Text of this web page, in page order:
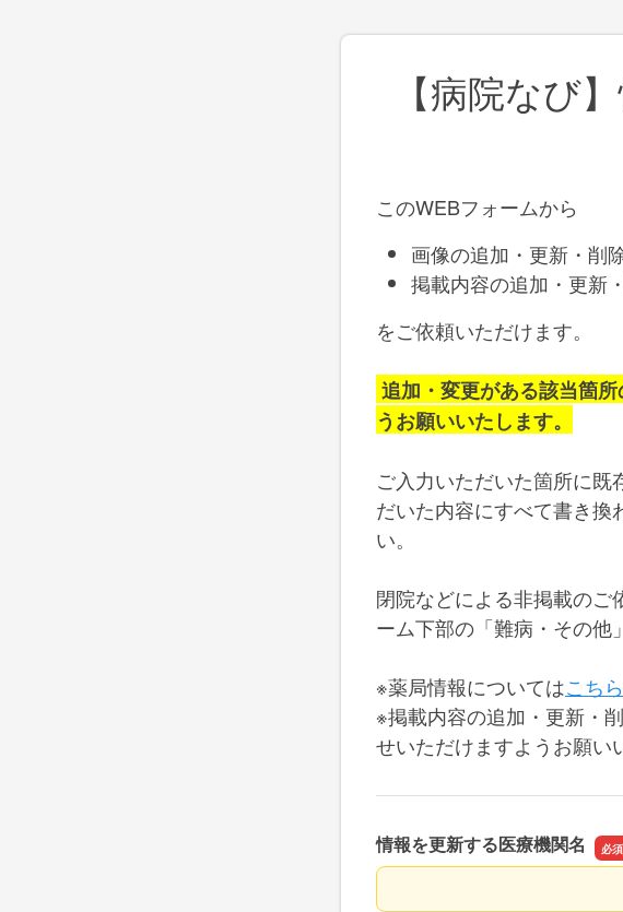
【病院なび
このWEBフォームから
画像の追加・更新・削
掲載内容の追加・更新
をご依頼いただけます。
追加・変更がある該当箇
うお願いいたします。
ご入力いただいた箇所に
だいた内容にすべて書き換
い。
閉院などによる非掲載のご
ーム下部の「難病・その他
※薬局情報についてはこちら
※掲載内容の追加・更新・
せいただけますようお願い
情報を更新する医療機関名
情報を更新する医療機関名